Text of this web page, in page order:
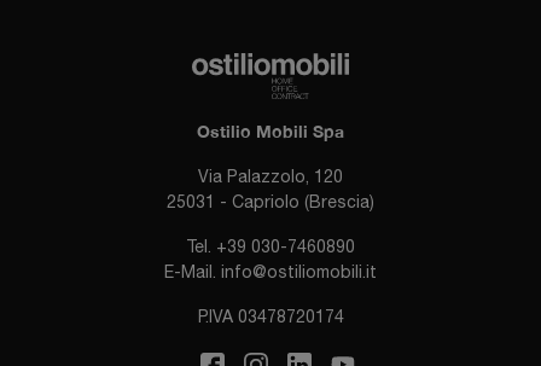
Ostilio Mobili Spa
Via Palazzolo, 120
25031 - Capriolo (Brescia)
Tel. +39 030-7460890
E-Mail. info@ostiliomobili.it
P.IVA 03478720174